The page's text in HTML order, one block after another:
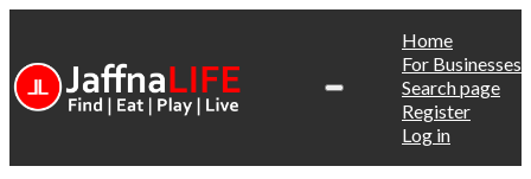
Home
For Businesses
Search page
Register
Log in